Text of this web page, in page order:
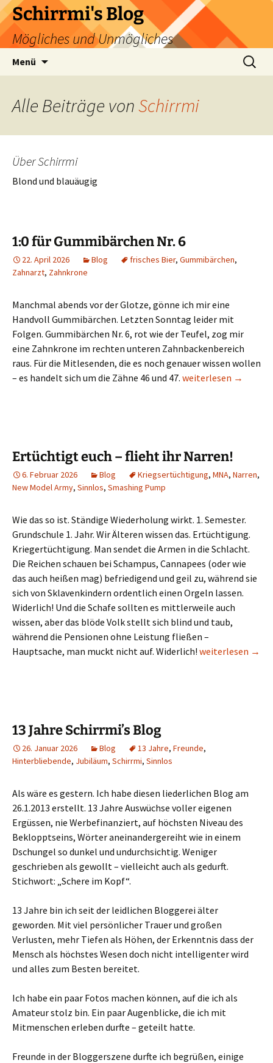
Zum
Inhalt
springen
Schirrmi's Blog
Mögliches und Unmögliches
Menü
Suchen
nach:
Alle Beiträge vonSchirrmi
Über Schirrmi
Blond und blauäugig
1:0 für Gummibärchen Nr. 6
22. April 2026 Blog frisches Bier, Gummibärchen,
Zahnarzt, Zahnkrone
Manchmal abends vor der Glotze, gönne ich mir eine
Handvoll Gummibärchen. Letzten Sonntag leider mit
Folgen. Gummibärchen Nr. 6, rot wie der Teufel, zog mir
eine Zahnkrone im rechten unteren Zahnbackenbereich
raus. Für die Mitlesenden, die es noch genauer wissen wollen
– es handelt sich um die Zähne 46 und 47. 1:0 für
weiterlesen →
Ertüchtigt euch – flieht ihr Narren!
6. Februar 2026 Blog Kriegsertüchtigung, MNA, Narren,
New Model Army, Sinnlos, Smashing Pump
Wie das so ist. Ständige Wiederholung wirkt. 1. Semester.
Grundschule 1. Jahr. Wir Älteren wissen das. Ertüchtigung.
Kriegertüchtigung. Man sendet die Armen in die Schlacht.
Die Reichen schauen bei Schampus, Cannapees (oder wie
das auch heißen mag) befriedigend und geil zu, während sie
sich von Sklavenkindern ordentlich einen Orgeln lassen.
Widerlich! Und die Schafe sollten es mittlerweile auch
wissen, aber das blöde Volk stellt sich blind und taub,
während die Pensionen ohne Leistung fließen –
Hauptsache, man muckt nicht auf. Widerlich! Ertüchtigt euch
weiterlesen →
13 Jahre Schirrmi’s Blog
26. Januar 2026 Blog 13 Jahre, Freunde,
Hinterbliebende, Jubiläum, Schirrmi, Sinnlos
Als wäre es gestern. Ich habe diesen liederlichen Blog am
26.1.2013 erstellt. 13 Jahre Auswüchse voller eigenen
Ergüssen, nie Werbefinanziert, auf höchsten Niveau des
Beklopptseins, Wörter aneinandergereiht wie in einem
Dschungel so dunkel und undurchsichtig. Weniger
geschrieben als gewollt – vielleicht auch als gedurft.
Stichwort: „Schere im Kopf“.
13 Jahre bin ich seit der leidlichen Bloggerei älter
geworden. Mit viel persönlicher Trauer und großen
Verlusten, mehr Tiefen als Höhen, der Erkenntnis dass der
Mensch als höchstes Wesen doch nicht intelligenter wird
und alles zum Besten bereitet.
Ich habe ein paar Fotos machen können, auf die ich als
Amateur stolz bin. Ein paar Augenblicke, die ich mit
Mitmenschen erleben durfte – geteilt hatte.
Freunde in der Bloggerszene durfte ich begrüßen, einige